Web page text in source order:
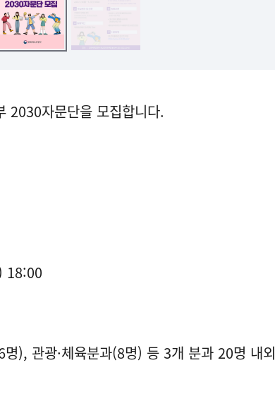
2030자문단을 모집합니다.
18:00
), 관광·체육분과(8명) 등 3개 분과 20명 내외